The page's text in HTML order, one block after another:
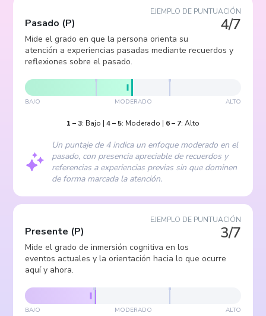
EJEMPLO DE PUNTUACIÓN
4/7
Pasado (P)
Mide el grado en que la persona orienta su
atención a experiencias pasadas mediante recuerdos y
reflexiones sobre el pasado.
BAJO MODERADO ALTO
1 – 3: Bajo | 4– 5: Moderado | 6– 7: Alto
Un puntaje de 4 indica un enfoque moderado en el
pasado, con presencia apreciable de recuerdos y
referencias a experiencias previas sin que dominen
de forma marcada la atención.
EJEMPLO DE PUNTUACIÓN
3/7
Presente (P)
Mide el grado de inmersión cognitiva en los
eventos actuales y la orientación hacia lo que ocurre
aquí y ahora.
BAJO MODERADO ALTO